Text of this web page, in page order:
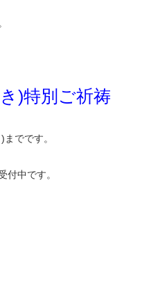
)特別ご祈祷
でです。
中です。